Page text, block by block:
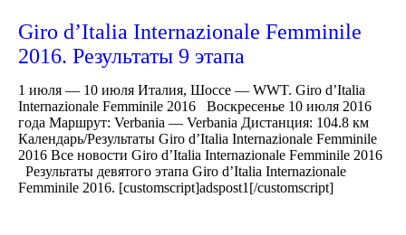
Giro d’Italia Internazionale Femminile
2016. Результаты 9 этапа
1 июля — 10 июля Италия, Шоссе — WWT. Giro d’Italia
Internazionale Femminile 2016 Воскресенье 10 июля 2016
года Маршрут: Verbania — Verbania Дистанция: 104.8 км
Календарь/Результаты Giro d’Italia Internazionale Femminile
2016 Все новости Giro d’Italia Internazionale Femminile 2016
Результаты девятого этапа Giro d’Italia Internazionale
Femminile 2016. [customscript]adspost1[/customscript]